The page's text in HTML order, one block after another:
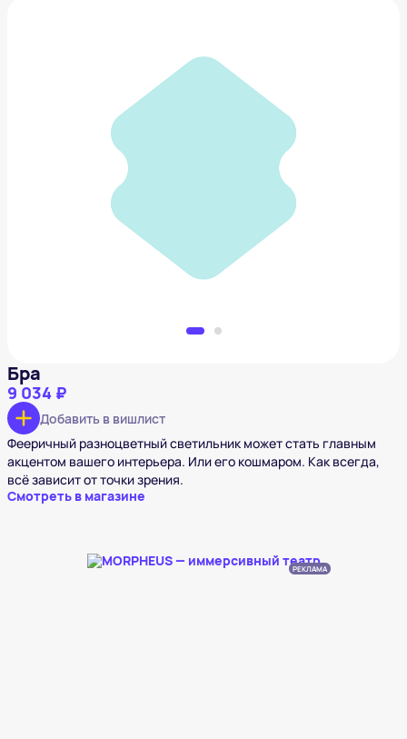
Бра
9 034 ₽
Добавить в вишлист
Фееричный разноцветный светильник может стать главным
акцентом вашего интерьера. Или его кошмаром. Как всегда,
всё зависит от точки зрения.
Смотреть в магазине
РЕКЛАМА